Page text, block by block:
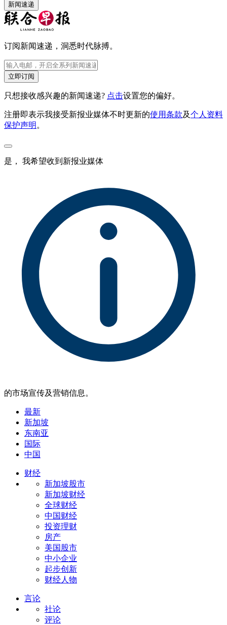
新闻速递
订阅新闻速递，洞悉时代脉搏。
立即订阅
只想接收感兴趣的新闻速递? 点击设置您的偏好。
注册即表示我接受新报业媒体不时更新的使用条款及个人资料
保护声明 。
是， 我希望收到新报业媒体
的市场宣传及营销信息。
最新
新加坡
东南亚
国际
中国
财经
新加坡股市
新加坡财经
全球财经
中国财经
投资理财
房产
美国股市
中小企业
起步创新
财经人物
言论
社论
评论